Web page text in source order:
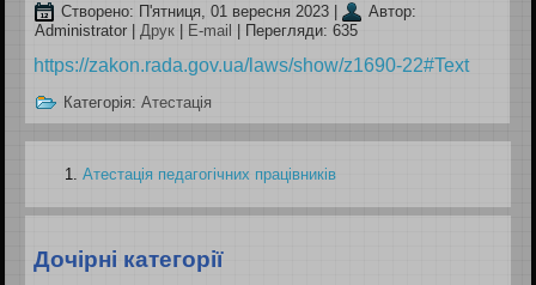
Створено: П'ятниця, 01 вересня 2023
Автор:
Administrator |Друк E-mail | Перегляди: 635
https://zakon.rada.gov.ua/laws/show/z1690-22#Text
Категорія:Атестація
Атестація педагогічних працівників
Дочірні категорії